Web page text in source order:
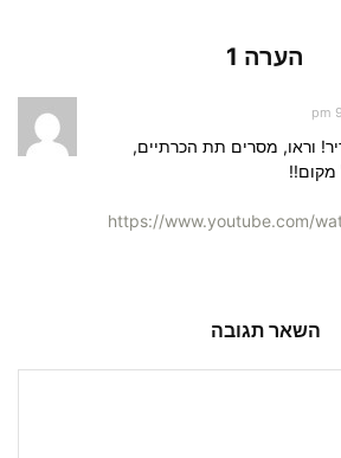
הערה 1
וראו, מסרים תת הכרתיים,
מקום!!
https://www.youtube.com/
השאר תגובה